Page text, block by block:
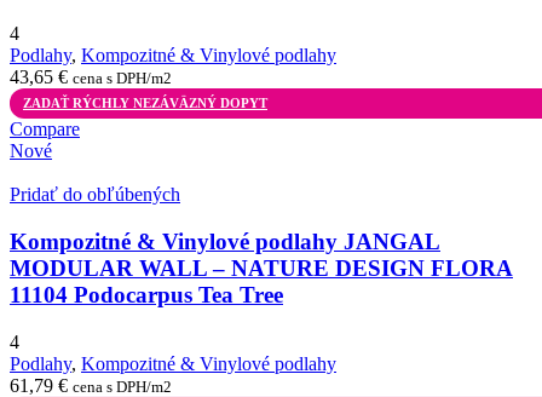
4
Podlahy, Kompozitné & Vinylové podlahy
43,65 € cena s DPH/m2
ZADAŤ RÝCHLY NEZÁVÄZNÝ DOPYT
Compare
Nové
Pridať do obľúbených
Kompozitné & Vinylové podlahy JANGAL
MODULAR WALL – NATURE DESIGN FLORA
11104 Podocarpus Tea Tree
4
Podlahy, Kompozitné & Vinylové podlahy
61,79 € cena s DPH/m2